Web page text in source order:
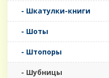
- Шкатулки-книги
- Шоты
- Штопоры
- Шубницы